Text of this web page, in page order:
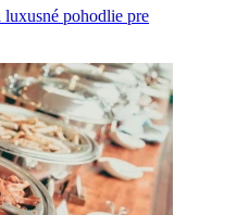
luxusné pohodlie pre